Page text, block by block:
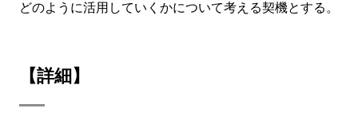
どのように活用していくかについて考える契機とする。
【詳細】